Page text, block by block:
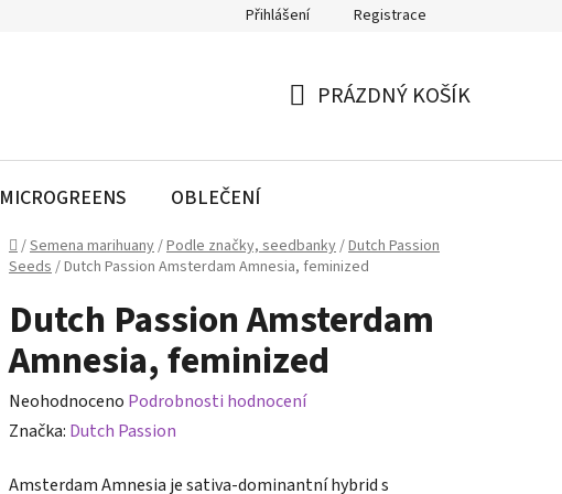
Přihlášení Registrace
PRÁZDNÝ KOŠÍK
MICROGREENS OBLEČENÍ
Domů
/Semena marihuany/Podle značky, seedbanky/Dutch Passion
Seeds/Dutch Passion Amsterdam Amnesia, feminized
Dutch Passion Amsterdam
Amnesia, feminized
Průměrné
hodnocení
Neohodnoceno Podrobnosti hodnocení
Značka: Dutch Passion
Amsterdam Amnesia je sativa-dominantní hybrid s